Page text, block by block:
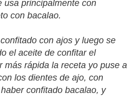
usa principalmente con
con bacalao.
con ajos y luego se
el aceite de confitar el
más rápida la receta yo puse a
los dientes de ajo, con
confitado bacalao, y